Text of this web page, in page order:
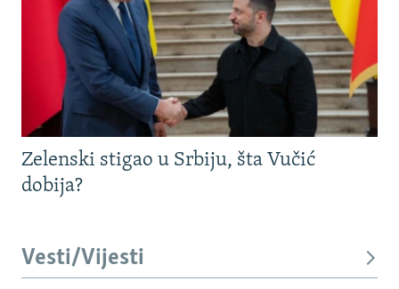
Zelenski stigao u Srbiju, šta Vučić
dobija?
Vesti/Vijesti